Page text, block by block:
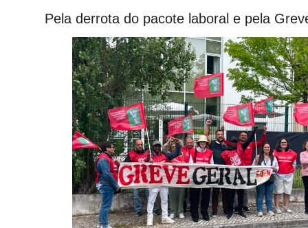
Pela derrota do pacote laboral e pela